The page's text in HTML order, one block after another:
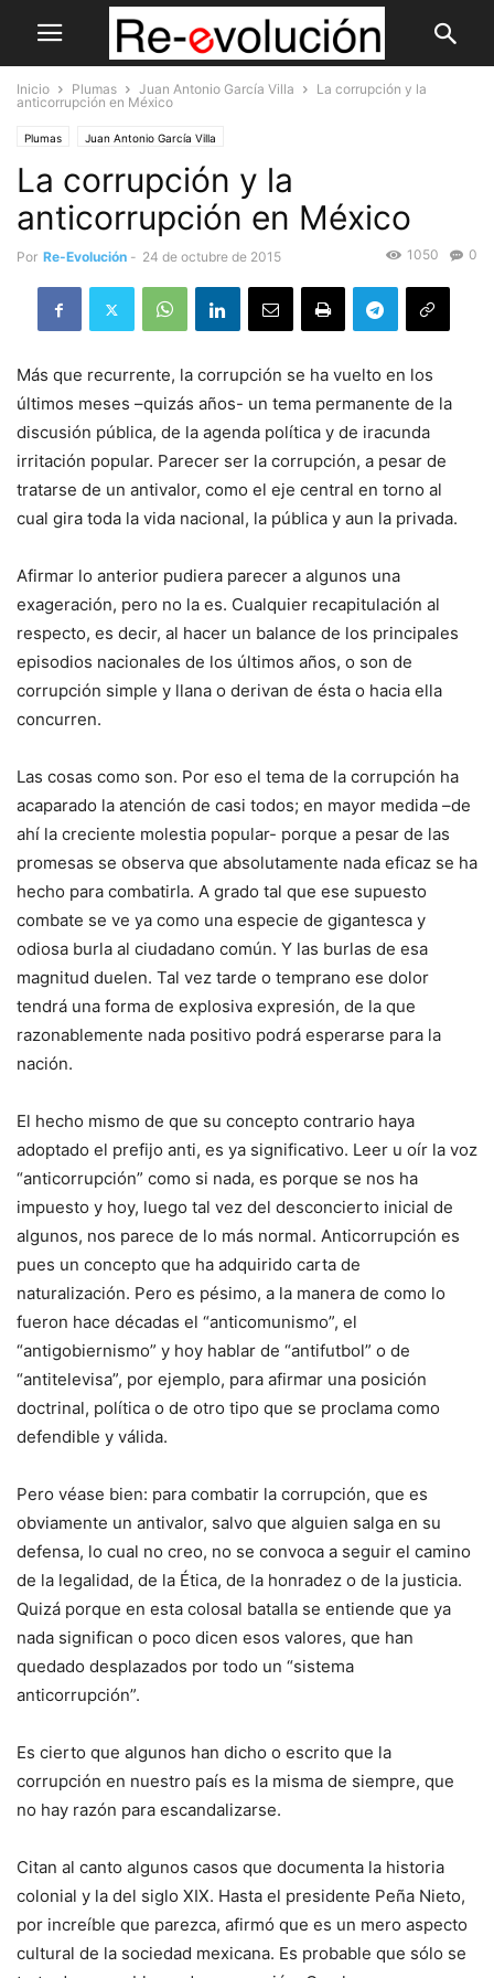
Inicio Plumas Juan Antonio García Villa
La corrupción y la
anticorrupción en México
Plumas Juan Antonio García Villa
La corrupción y la
anticorrupción en México
Por Re-Evolución - 24 de octubre de 2015 0
1050
Más que recurrente, la corrupción se ha vuelto en los
últimos meses –quizás años- un tema permanente de la
discusión pública, de la agenda política y de iracunda
irritación popular. Parecer ser la corrupción, a pesar de
tratarse de un antivalor, como el eje central en torno al
cual gira toda la vida nacional, la pública y aun la privada.
Afirmar lo anterior pudiera parecer a algunos una
exageración, pero no la es. Cualquier recapitulación al
respecto, es decir, al hacer un balance de los principales
episodios nacionales de los últimos años, o son de
corrupción simple y llana o derivan de ésta o hacia ella
concurren.
Las cosas como son. Por eso el tema de la corrupción ha
acaparado la atención de casi todos; en mayor medida –de
ahí la creciente molestia popular- porque a pesar de las
promesas se observa que absolutamente nada eficaz se ha
hecho para combatirla. A grado tal que ese supuesto
combate se ve ya como una especie de gigantesca y
odiosa burla al ciudadano común. Y las burlas de esa
magnitud duelen. Tal vez tarde o temprano ese dolor
tendrá una forma de explosiva expresión, de la que
razonablemente nada positivo podrá esperarse para la
nación.
El hecho mismo de que su concepto contrario haya
adoptado el prefijo anti, es ya significativo. Leer u oír la voz
“anticorrupción” como si nada, es porque se nos ha
impuesto y hoy, luego tal vez del desconcierto inicial de
algunos, nos parece de lo más normal. Anticorrupción es
pues un concepto que ha adquirido carta de
naturalización. Pero es pésimo, a la manera de como lo
fueron hace décadas el “anticomunismo”, el
“antigobiernismo” y hoy hablar de “antifutbol” o de
“antitelevisa”, por ejemplo, para afirmar una posición
doctrinal, política o de otro tipo que se proclama como
defendible y válida.
Pero véase bien: para combatir la corrupción, que es
obviamente un antivalor, salvo que alguien salga en su
defensa, lo cual no creo, no se convoca a seguir el camino
de la legalidad, de la Ética, de la honradez o de la justicia.
Quizá porque en esta colosal batalla se entiende que ya
nada significan o poco dicen esos valores, que han
quedado desplazados por todo un “sistema
anticorrupción”.
Es cierto que algunos han dicho o escrito que la
corrupción en nuestro país es la misma de siempre, que
no hay razón para escandalizarse.
Citan al canto algunos casos que documenta la historia
colonial y la del siglo XIX. Hasta el presidente Peña Nieto,
por increíble que parezca, afirmó que es un mero aspecto
cultural de la sociedad mexicana. Es probable que sólo se